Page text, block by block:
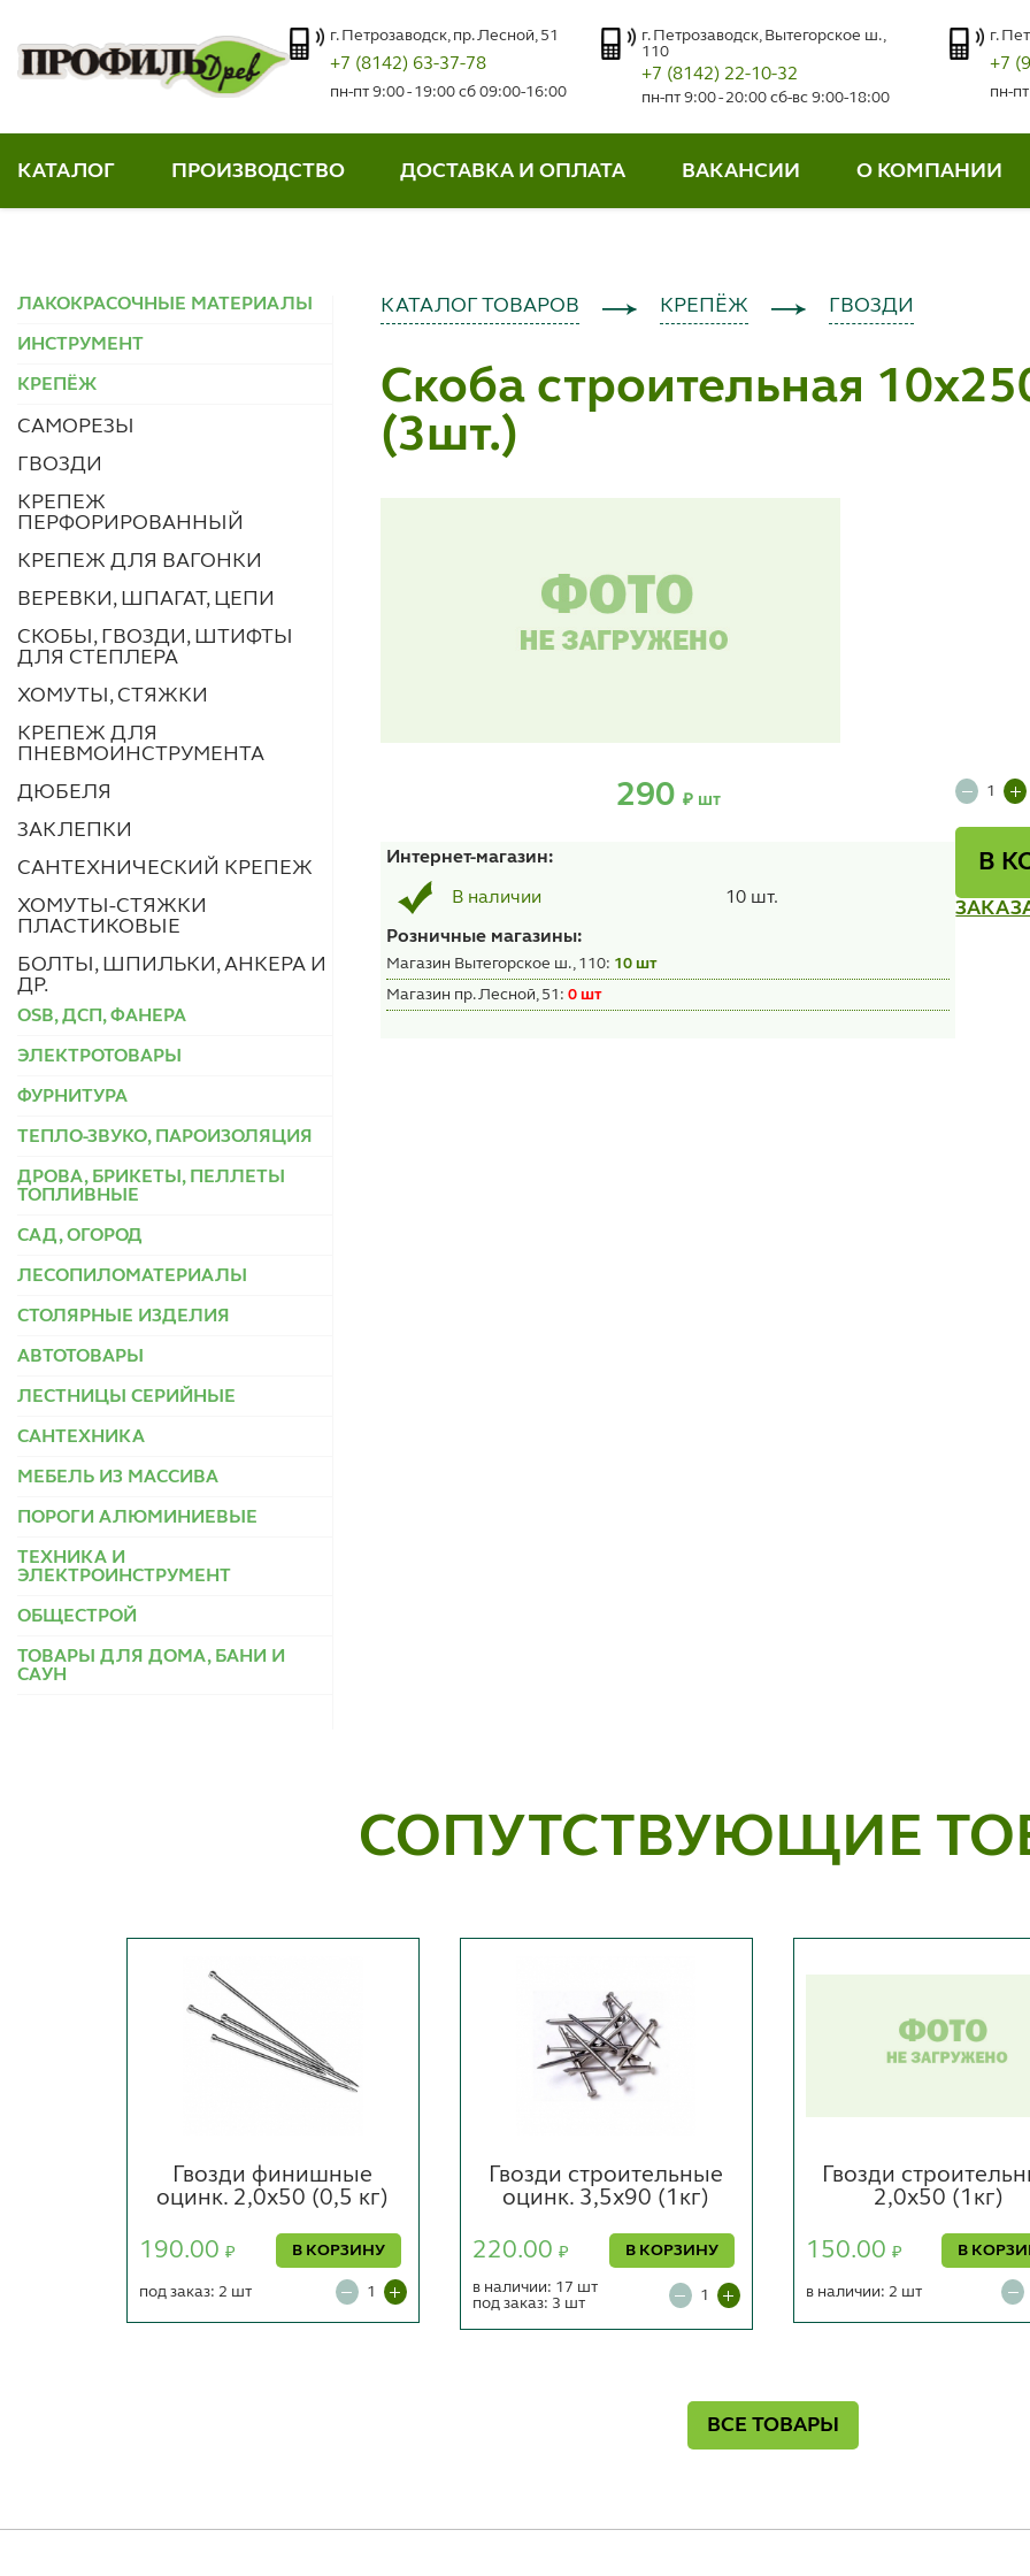
г. Петрозаводск, пр. Лесной, 51
+7 (8142) 63-37-78
пн-пт 9:00 - 19:00 сб 09:00-16:00
г. Петрозаводск, Вытегорское ш.,
110
+7 (8142) 22-10-32
пн-пт 9:00 - 20:00 сб-вс 9:00-18:00
г.
+7
пн-
КАТАЛОГ ПРОИЗВОДСТВО ДОСТАВКА И ОПЛАТА ВАКАНСИИ О КОМПАНИИ
ЛАКОКРАСОЧНЫЕ МАТЕРИАЛЫ
ИНСТРУМЕНТ
КРЕПЁЖ
САМОРЕЗЫ
ГВОЗДИ
КРЕПЕЖ
ПЕРФОРИРОВАННЫЙ
КРЕПЕЖ ДЛЯ ВАГОНКИ
ВЕРЕВКИ, ШПАГАТ, ЦЕПИ
СКОБЫ, ГВОЗДИ, ШТИФТЫ
ДЛЯ СТЕПЛЕРА
ХОМУТЫ, СТЯЖКИ
КРЕПЕЖ ДЛЯ
ПНЕВМОИНСТРУМЕНТА
ДЮБЕЛЯ
ЗАКЛЕПКИ
САНТЕХНИЧЕСКИЙ КРЕПЕЖ
ХОМУТЫ-СТЯЖКИ
ПЛАСТИКОВЫЕ
БОЛТЫ, ШПИЛЬКИ, АНКЕРА И
ДР.
OSB, ДСП, ФАНЕРА
ЭЛЕКТРОТОВАРЫ
ФУРНИТУРА
ТЕПЛО-ЗВУКО, ПАРОИЗОЛЯЦИЯ
ДРОВА, БРИКЕТЫ, ПЕЛЛЕТЫ
ТОПЛИВНЫЕ
САД, ОГОРОД
ЛЕСОПИЛОМАТЕРИАЛЫ
СТОЛЯРНЫЕ ИЗДЕЛИЯ
АВТОТОВАРЫ
ЛЕСТНИЦЫ СЕРИЙНЫЕ
САНТЕХНИКА
МЕБЕЛЬ ИЗ МАССИВА
ПОРОГИ АЛЮМИНИЕВЫЕ
ТЕХНИКА И
ЭЛЕКТРОИНСТРУМЕНТ
ОБЩЕСТРОЙ
ТОВАРЫ ДЛЯ ДОМА, БАНИ И
САУН
КАТАЛОГ ТОВАРОВ КРЕПЁЖ ГВОЗДИ
Скоба строительная
(3шт.)
290 ₽ шт
Интернет-магазин:
В наличии 10 шт.
Розничные магазины:
Магазин Вытегорское ш., 110: 10 шт
Магазин пр. Лесной, 51:0 шт
В
СОПУТСТВУЮЩИЕ
Гвозди финишные
оцинк. 2,0х50 (0,5 кг)
190.00 ₽ В КОРЗИНУ
под заказ: 2 шт
Гвозди строительные
оцинк. 3,5х90 (1кг)
220.00 ₽ В КОРЗИНУ
в наличии: 17 шт
под заказ: 3 шт
Гвозди
2,0х50 (1кг)
150.00 ₽ В
в наличии: 2 шт
ВСЕ ТОВАРЫ